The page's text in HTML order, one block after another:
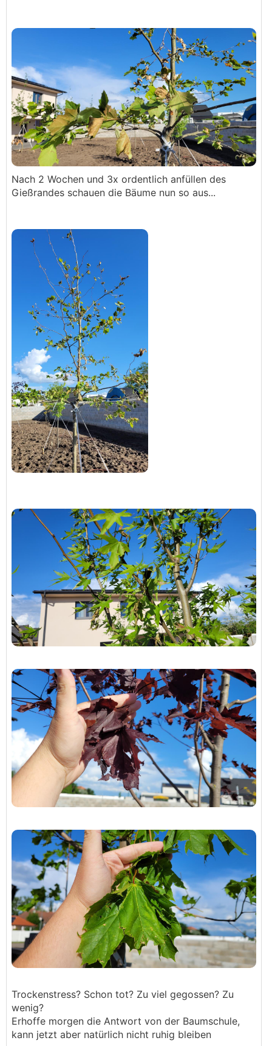
Nach 2 Wochen und 3x ordentlich anfüllen des
Gießrandes schauen die Bäume nun so aus...
Trockenstress? Schon tot? Zu viel gegossen? Zu
wenig?
Erhoffe morgen die Antwort von der Baumschule,
kann jetzt aber natürlich nicht ruhig bleiben